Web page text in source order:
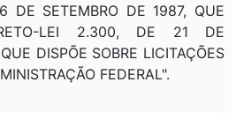
DE SETEMBRO DE 1987, QUE
LEI 2.300, DE 21 DE
DISPÕE SOBRE LICITAÇÕES
FEDERAL".